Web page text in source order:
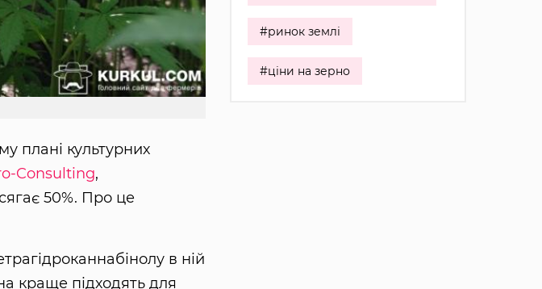
плані культурних
Consulting,
50%. Про це
в ній
краще підходять для
#ринок землі
#ціни на зерно